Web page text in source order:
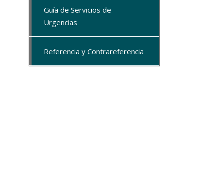
Guía de Servicios de
Urgencias
Referencia y Contrareferencia